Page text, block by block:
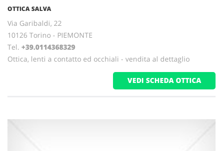
OTTICA SALVA
Via Garibaldi, 22
10126 Torino - PIEMONTE
Tel. +39.0114368329
Ottica, lenti a contatto ed occhiali - vendita al dettaglio
VEDI SCHEDA OTTICA